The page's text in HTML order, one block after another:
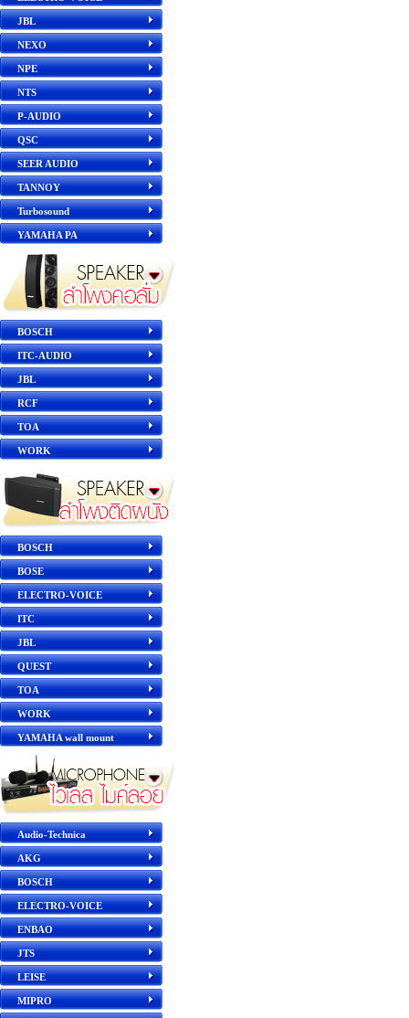
JBL
NEXO
NPE
NTS
P-AUDIO
QSC
SEER AUDIO
TANNOY
Turbosound
YAMAHA PA
BOSCH
ITC-AUDIO
JBL
RCF
TOA
WORK
BOSCH
BOSE
ELECTRO-VOICE
ITC
JBL
QUEST
TOA
WORK
YAMAHA wall mount
Audio-Technica
AKG
BOSCH
ELECTRO-VOICE
ENBAO
JTS
LEISE
MIPRO